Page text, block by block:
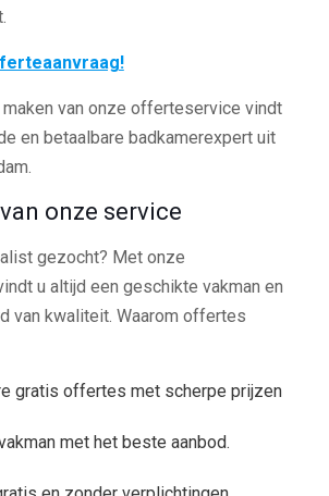
maken van onze offerteservice vindt
en betaalbare badkamerexpert uit
onze service
gezocht? Met onze
u altijd een geschikte vakman en
van kwaliteit. Waarom offertes
gratis offertes met scherpe prijzen
met het beste aanbod.